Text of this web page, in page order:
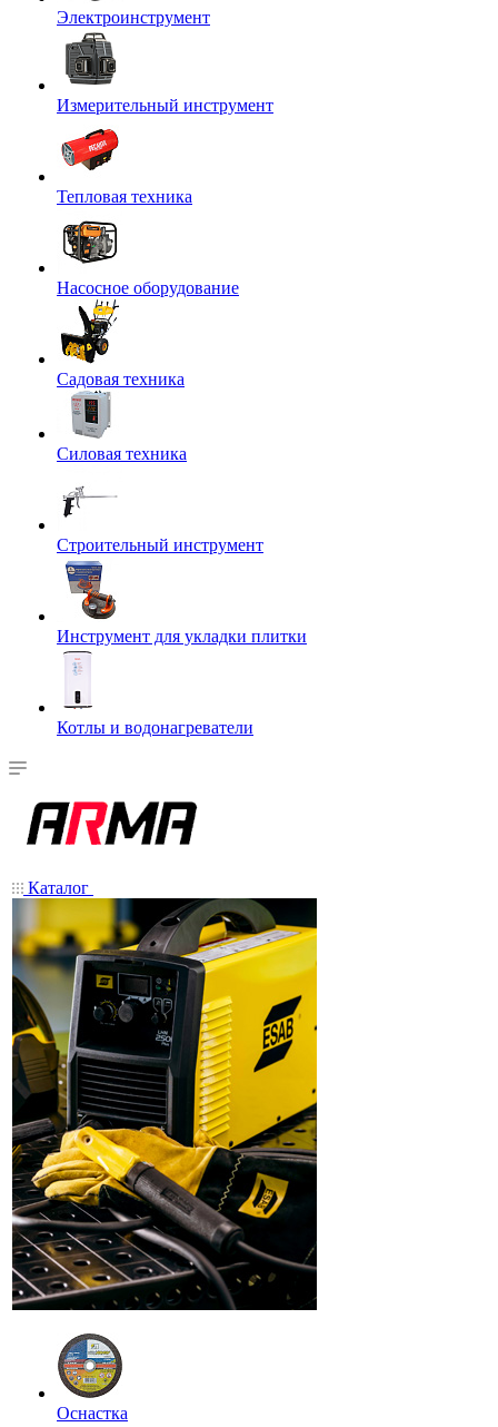
Электроинструмент
Измерительный инструмент
Тепловая техника
Насосное оборудование
Садовая техника
Силовая техника
Строительный инструмент
Инструмент для укладки плитки
Котлы и водонагреватели
Каталог
Оснастка